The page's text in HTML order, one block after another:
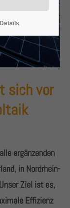
sich vor
ergänzenden
in Nordrhein-
Ziel ist es,
Effizienz